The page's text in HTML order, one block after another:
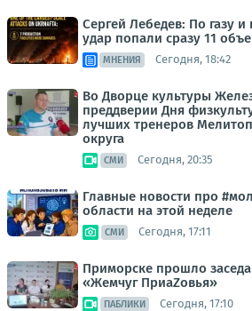
Сергей Лебедев: По газу
удар попали сразу 11
МНЕНИЯ Сегодня, 18:42
Во Дворце культуры
преддверии Дня
лучших тренеров
округа
СМИ Сегодня, 20:35
Главные новости про
области на этой неделе
СМИ Сегодня, 17:11
Приморске прошло
«Жемчуг ПриаZовья»
ПАБЛИКИ Сегодня, 17:10